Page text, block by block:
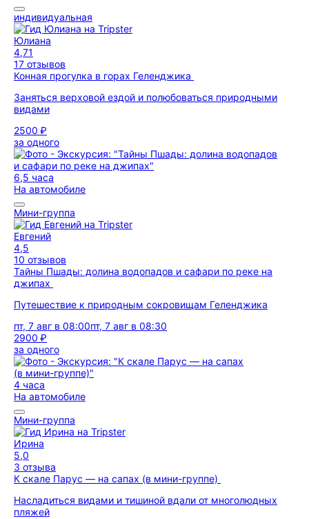
индивидуальная
Юлиана
4,71
17 отзывов
Конная прогулка в горах Геленджика
Заняться верховой ездой и полюбоваться природными
видами
2500 ₽
за одного
6,5 часа
На автомобиле
Мини-группа
Евгений
4,5
10 отзывов
Тайны Пшады: долина водопадов и сафари по реке на
джипах
Путешествие к природным сокровищам Геленджика
пт, 7 авг в 08:00пт, 7 авг в 08:30
2900 ₽
за одного
4 часа
На автомобиле
Мини-группа
Ирина
5,0
3 отзыва
К скале Парус — на сапах (в мини-группе)
Насладиться видами и тишиной вдали от многолюдных
пляжей